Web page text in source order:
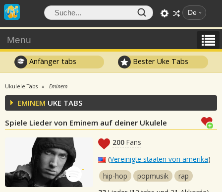
De
Menu
Anfänger tabs Bester Uke Tabs
Ukulele Tabs Eminem
EMINEM UKE TABS
Spiele Lieder von Eminem auf deiner Ukulele
200 Fans
(Vereinigte staaten von amerika)
hip-hop
popmusik
rap